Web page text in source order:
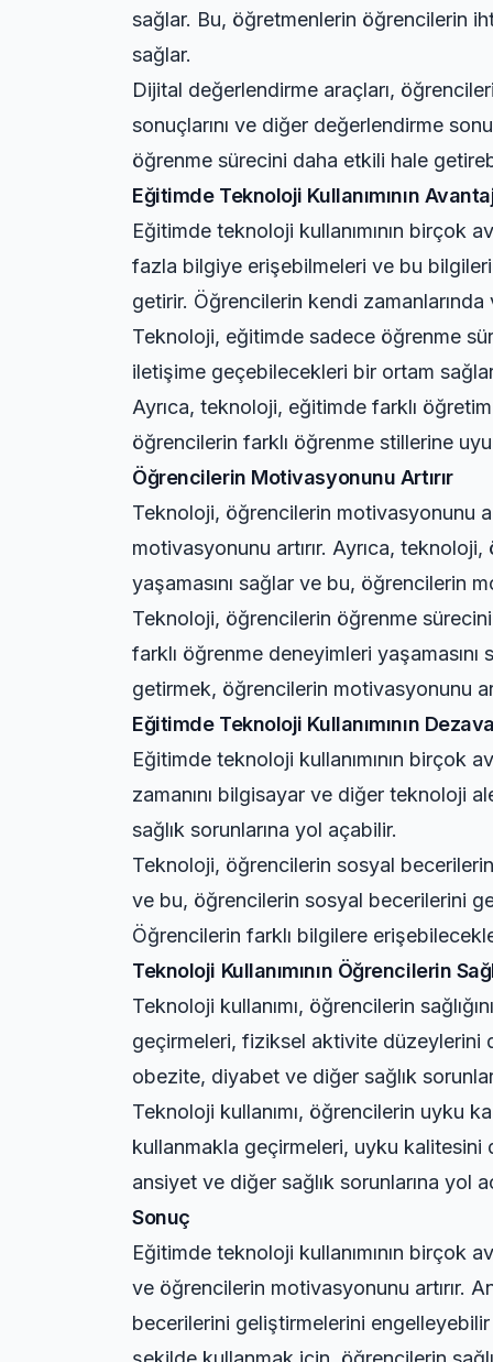
sağlar. Bu, öğretmenlerin öğrencilerin
sağlar.
Dijital değerlendirme araçları,
sonuçlarını ve diğer değerlendirme
öğrenme sürecini daha etkili hale
Eğitimde Teknoloji Kullanımının
Eğitimde teknoloji kullanımının birçok
fazla bilgiye erişebilmeleri ve bu
getirir. Öğrencilerin kendi
Teknoloji, eğitimde sadece öğrenme
iletişime geçebilecekleri bir ortam
Ayrıca, teknoloji, eğitimde farklı
öğrencilerin farklı öğrenme stillerine
Öğrencilerin Motivasyonunu Artırır
Teknoloji, öğrencilerin motivasyonunu
motivasyonunu artırır. Ayrıca,
yaşamasını sağlar ve bu, öğrencilerin
Teknoloji, öğrencilerin öğrenme
farklı öğrenme deneyimleri
getirmek, öğrencilerin motivasyonunu
Eğitimde Teknoloji Kullanımının
Eğitimde teknoloji kullanımının birçok
zamanını bilgisayar ve diğer teknoloji
sağlık sorunlarına yol açabilir.
Teknoloji, öğrencilerin sosyal
ve bu, öğrencilerin sosyal becerilerini
Öğrencilerin farklı bilgilere
Teknoloji Kullanımının Öğrencilerin
Teknoloji kullanımı, öğrencilerin
geçirmeleri, fiziksel aktivite düzeylerini
obezite, diyabet ve diğer sağlık
Teknoloji kullanımı, öğrencilerin uyku
kullanmakla geçirmeleri, uyku kalitesini
ansiyet ve diğer sağlık sorunlarına yol
Sonuç
Eğitimde teknoloji kullanımının birçok
ve öğrencilerin motivasyonunu artırır.
becerilerini geliştirmelerini engelleyebilir